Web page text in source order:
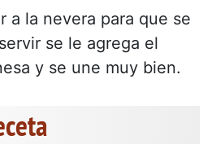
a la nevera para que se
se le agrega el
y se une muy bien.